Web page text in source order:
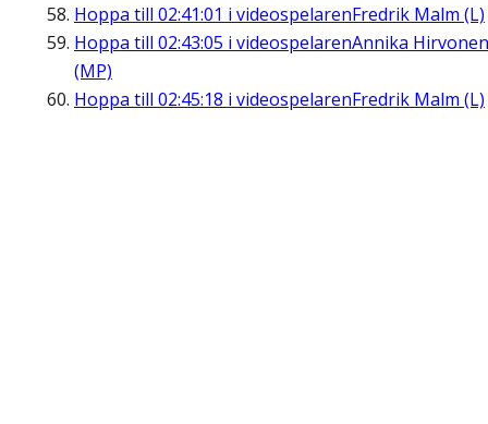
Hoppa till 02:41:01 i videospelarenFredrik Malm (L)
Hoppa till 02:43:05 i videospelarenAnnika Hirvonen
(MP)
Hoppa till 02:45:18 i videospelarenFredrik Malm (L)